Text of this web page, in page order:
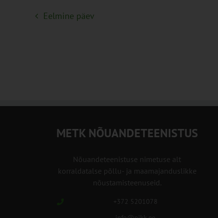
Eelmine päev
METK NÕUANDETEENISTUS
Nõuandeteenistuse nimetuse alt
korraldatalse põllu- ja maamajanduslikke
nõustamisteenuseid.
+372 5201078